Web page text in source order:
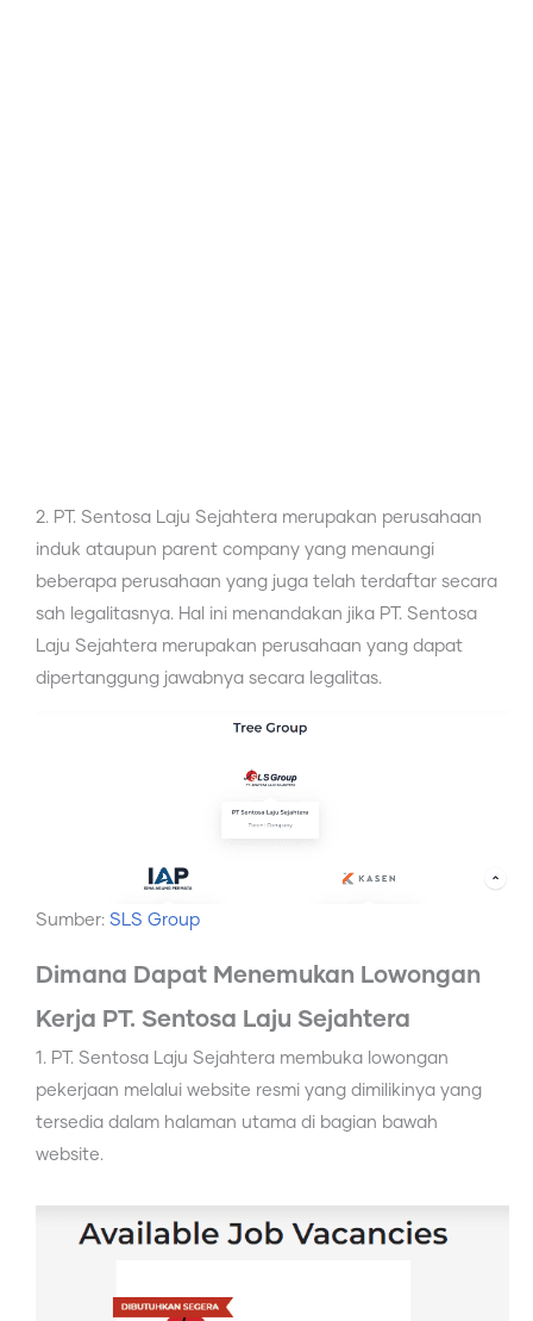
2. PT. Sentosa Laju Sejahtera merupakan perusahaan
induk ataupun parent company yang menaungi
beberapa perusahaan yang juga telah terdaftar secara
sah legalitasnya. Hal ini menandakan jika PT. Sentosa
Laju Sejahtera merupakan perusahaan yang dapat
dipertanggung jawabnya secara legalitas.
Sumber: SLS Group
Dimana Dapat Menemukan Lowongan
Kerja PT. Sentosa Laju Sejahtera
1. PT. Sentosa Laju Sejahtera membuka lowongan
pekerjaan melalui website resmi yang dimilikinya yang
tersedia dalam halaman utama di bagian bawah
website.